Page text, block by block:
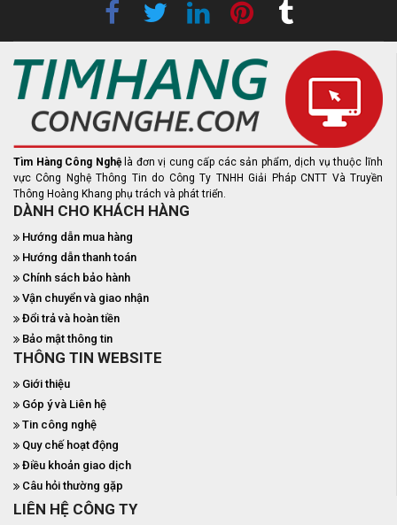
Tìm Hàng Công Nghệ là đơn vị cung cấp các sản phẩm, dịch vụ thuộc lĩnh
vực Công Nghệ Thông Tin do Công Ty TNHH Giải Pháp CNTT Và Truyền
Thông Hoàng Khang phụ trách và phát triển.
DÀNH CHO KHÁCH HÀNG
Hướng dẫn mua hàng
Hướng dẫn thanh toán
Chính sách bảo hành
Vận chuyển và giao nhận
Đổi trả và hoàn tiền
Bảo mật thông tin
THÔNG TIN WEBSITE
Giới thiệu
Góp ý và Liên hệ
Tin công nghệ
Quy chế hoạt động
Điều khoản giao dịch
Câu hỏi thường gặp
LIÊN HỆ CÔNG TY